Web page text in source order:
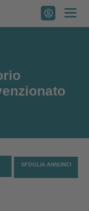
SFOGLIA ANNUNCI